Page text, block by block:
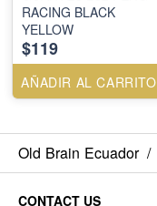
RACING BLACK
YELLOW
$119
AÑADIR AL CARRITO
Old Brain Ecuador /
CONTACT US